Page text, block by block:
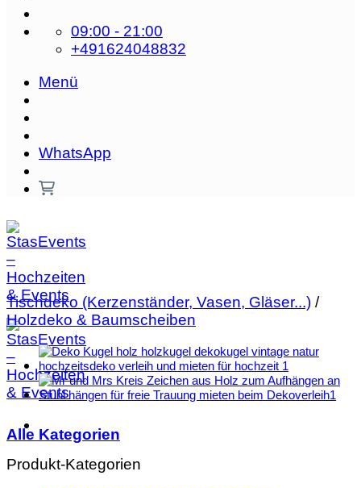
09:00 - 21:00
+491624048832‬
Menü
WhatsApp
Tischdeko (Kerzenständer, Vasen, Gläser...) /
Holzdeko & Baumscheiben
Alle Kategorien
Produkt-Kategorien